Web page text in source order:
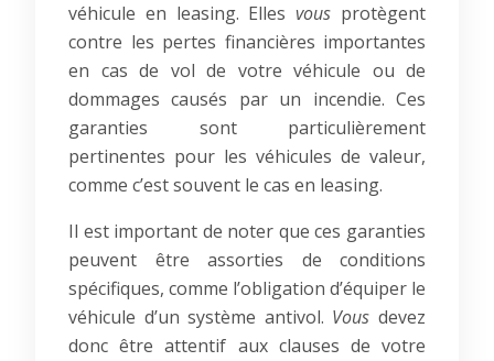
véhicule en leasing. Ellesvous protègent
contre les pertes financières importantes
en cas de vol de votre véhicule ou de
dommages causés par un incendie. Ces
garanties sont particulièrement
pertinentes pour les véhicules de valeur,
comme c’est souvent le cas en leasing.
Il est important de noter que ces garanties
peuvent être assorties de conditions
spécifiques, comme l’obligation d’équiper le
véhicule d’un système antivol. Vousdevez
donc être attentif aux clauses de votre